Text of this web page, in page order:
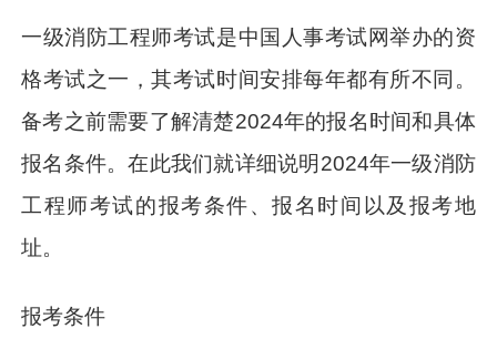
一级消防工程师考试是中国人事考试网举办的资
格考试之一，其考试时间安排每年都有所不同。
备考之前需要了解清楚2024年的报名时间和具体
报名条件。在此我们就详细说明2024年一级消防
工程师考试的报考条件、报名时间以及报考地
址。
报考条件